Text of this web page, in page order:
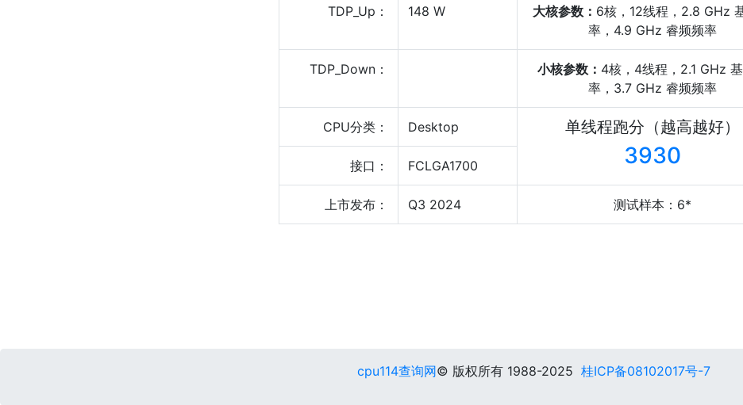
TDP_Up： 148 W 大核参数： 6核，12线程，2.8 GHz
率，4.9 GHz 睿频频率
TDP_Down： 小核参数： 4核，4线程，2.1 GHz
率，3.7 GHz 睿频频率
CPU分类： Desktop 单线程跑分（越高越好）
3930
接口： FCLGA1700
上市发布： Q3 2024 测试样本：6*
cpu114查询网© 版权所有 1988-2025 桂ICP备08102017号-7